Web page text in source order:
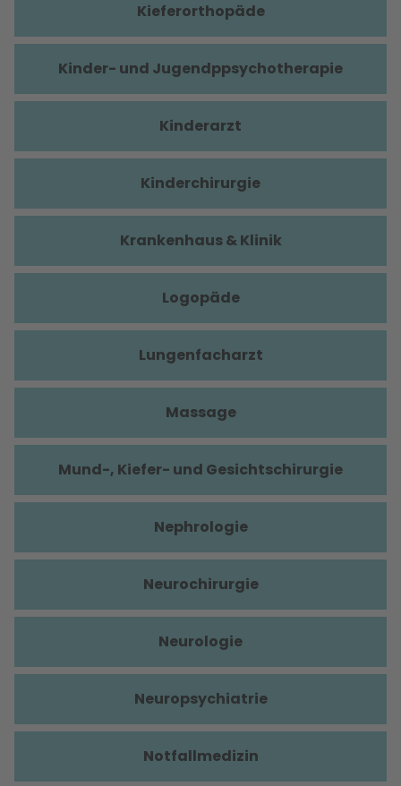
Kieferorthopäde
Kinder- und Jugendppsychotherapie
Kinderarzt
Kinderchirurgie
Krankenhaus & Klinik
Logopäde
Lungenfacharzt
Massage
Mund-, Kiefer- und Gesichtschirurgie
Nephrologie
Neurochirurgie
Neurologie
Neuropsychiatrie
Notfallmedizin